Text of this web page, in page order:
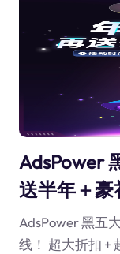
AdsPower
送半年＋豪
AdsPower 黑五
线！ 超大折扣 +